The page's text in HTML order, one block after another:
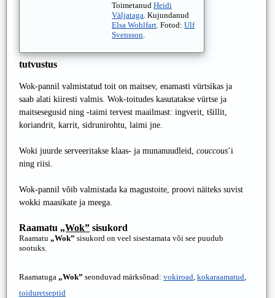
Toimetanud Heidi
Väljataga. Kujundanud
Elsa Wohlfart. Fotod: Ulf
Svensson.
tutvustus
Wok-pannil valmistatud toit on maitsev, enamasti vürtsikas ja
saab alati kiiresti valmis. Wok-toitudes kasutatakse vürtse ja
maitsesegusid ning -taimi tervest maailmast: ingverit, tšillit,
koriandrit, karrit, sidrunirohtu, laimi jne.
Woki juurde serveeritakse klaas- ja munanuudleid, couccous’i
ning riisi.
Wok-pannil võib valmistada ka magustoite, proovi näiteks suvist
wokki maasikate ja meega.
Raamatu „Wok” sisukord
Raamatu „Wok” sisukord on veel sisestamata või see puudub
sootuks.
Raamatuga „Wok” seonduvad märksõnad: vokiroad, kokaraamatud,
toiduretseptid